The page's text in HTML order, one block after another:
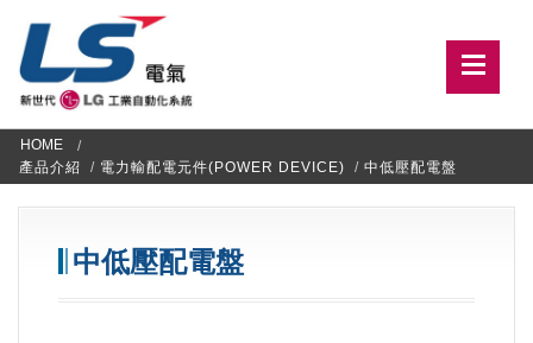
HOME
產品介紹
/ 電力輸配電元件(POWER DEVICE) / 中低壓配電盤
中低壓配電盤